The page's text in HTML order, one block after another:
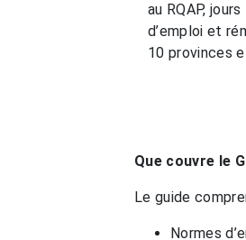
au RQAP,
d’emploi et
10 provinces
Que couvre le
Le guide
Normes